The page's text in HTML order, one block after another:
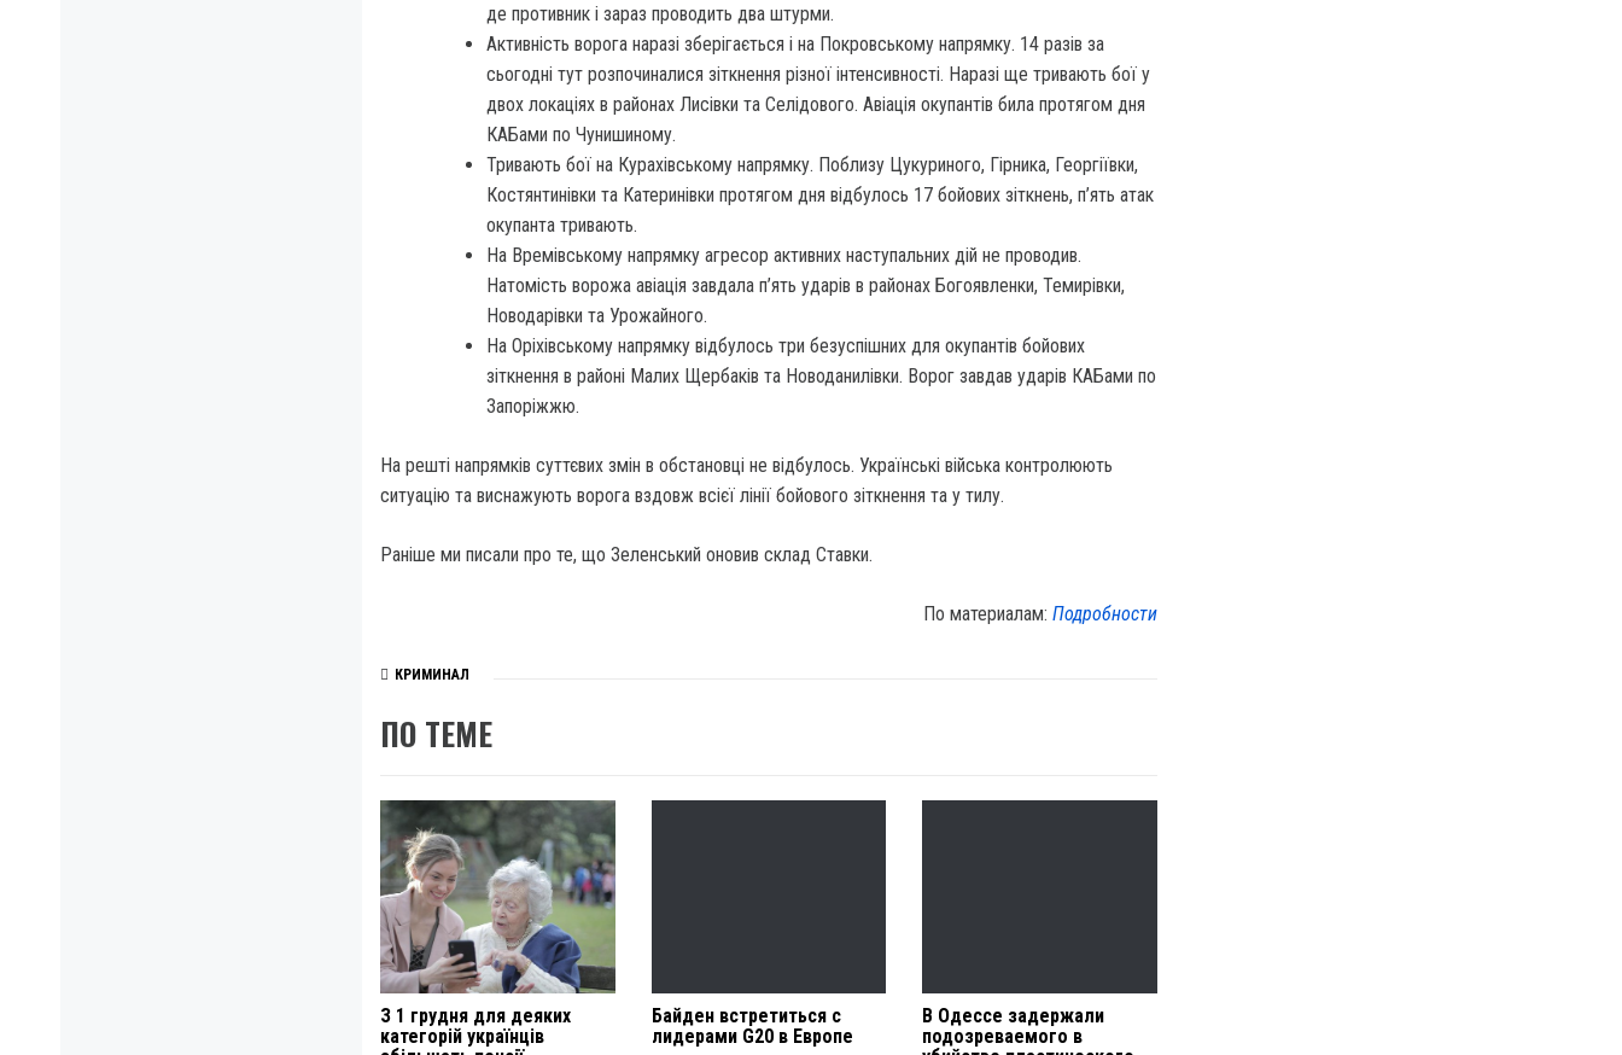
де противник і зараз проводить два штурми.
Активність ворога наразі зберігається і на Покровському напрямку. 14 разів за
сьогодні тут розпочиналися зіткнення різної інтенсивності. Наразі ще тривають бої у
двох локаціях в районах Лисівки та Селідового. Авіація окупантів била протягом дня
КАБами по Чунишиному.
Тривають бої на Курахівському напрямку. Поблизу Цукуриного, Гірника, Георгіївки,
Костянтинівки та Катеринівки протягом дня відбулось 17 бойових зіткнень, п’ять атак
окупанта тривають.
На Времівському напрямку агресор активних наступальних дій не проводив.
Натомість ворожа авіація завдала п’ять ударів в районах Богоявленки, Темирівки,
Новодарівки та Урожайного.
На Оріхівському напрямку відбулось три безуспішних для окупантів бойових
зіткнення в районі Малих Щербаків та Новоданилівки. Ворог завдав ударів КАБами по
Запоріжжю.
На решті напрямків суттєвих змін в обстановці не відбулось. Українські війська контролюють
ситуацію та виснажують ворога вздовж всієї лінії бойового зіткнення та у тилу.
Раніше ми писали про те, що Зеленський оновив склад Ставки.
По материалам:Подробности
КРИМИНАЛ
ПО ТЕМЕ
З 1 грудня для деяких
категорій українців
Байден встретиться с
лидерами G20 в Европе
В Одессе задержали
подозреваемого в